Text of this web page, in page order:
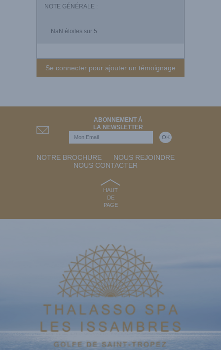
NOTE GÉNÉRALE :
NaN étoiles sur 5
Se connecter pour ajouter un témoignage
ABONNEMENT À
LA NEWSLETTER
NOTRE BROCHURE
NOUS REJOINDRE
NOUS CONTACTER
HAUT
DE
PAGE